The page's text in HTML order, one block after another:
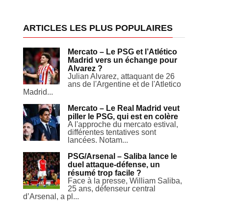
ARTICLES LES PLUS POPULAIRES
Mercato – Le PSG et l’Atlético
Madrid vers un échange pour
Alvarez ?
Julian Alvarez, attaquant de 26
ans de l'Argentine et de l'Atletico
Madrid...
Mercato – Le Real Madrid veut
piller le PSG, qui est en colère
A l'approche du mercato estival,
différentes tentatives sont
lancées. Notam...
PSG/Arsenal – Saliba lance le
duel attaque-défense, un
résumé trop facile ?
Face à la presse, William Saliba,
25 ans, défenseur central
d’Arsenal, a pl...